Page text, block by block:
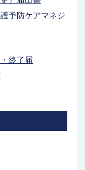
予防ケアマネジ
終了届